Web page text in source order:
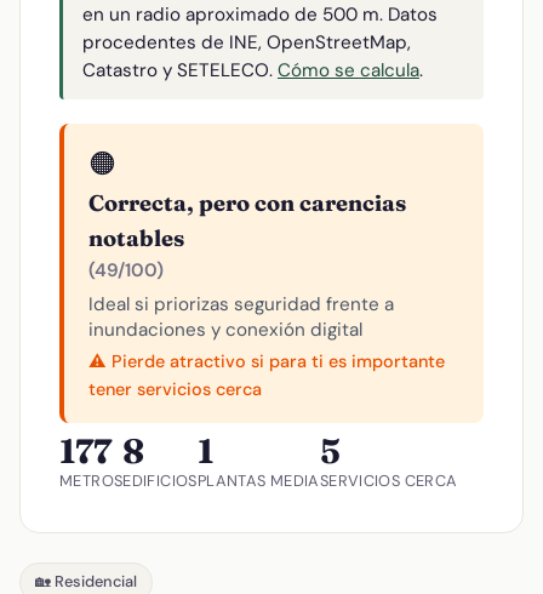
en un radio aproximado de 500 m. Datos
procedentes de INE, OpenStreetMap,
Catastro y SETELECO. Cómo se calcula.
🟠
Correcta, pero con carencias
notables
(49/100)
Ideal si priorizas seguridad frente a
inundaciones y conexión digital
⚠️ Pierde atractivo si para ti es importante
tener servicios cerca
177
METROS
8
EDIFICIOS
1
PLANTAS MEDIA
5
SERVICIOS CERCA
🏡 Residencial